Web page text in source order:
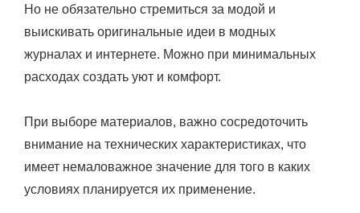
Но не обязательно стремиться за модой и
выискивать оригинальные идеи в модных
журналах и интернете. Можно при минимальных
расходах создать уют и комфорт.
При выборе материалов, важно сосредоточить
внимание на технических характеристиках, что
имеет немаловажное значение для того в каких
условиях планируется их применение.